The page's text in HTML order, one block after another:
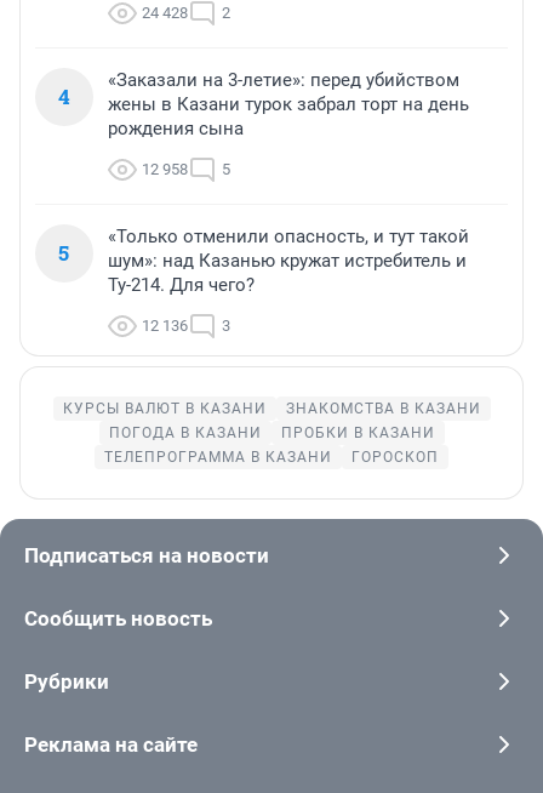
24 428 2
4
«Заказали на 3-летие»: перед убийством
жены в Казани турок забрал торт на день
рождения сына
12 958 5
5
«Только отменили опасность, и тут такой
шум»: над Казанью кружат истребитель и
Ту-214. Для чего?
12 136 3
КУРСЫ ВАЛЮТ В КАЗАНИ
ЗНАКОМСТВА В КАЗАНИ
ПОГОДА В КАЗАНИ
ПРОБКИ В КАЗАНИ
ТЕЛЕПРОГРАММА В КАЗАНИ
ГОРОСКОП
Подписаться на новости
Сообщить новость
Рубрики
Реклама на сайте